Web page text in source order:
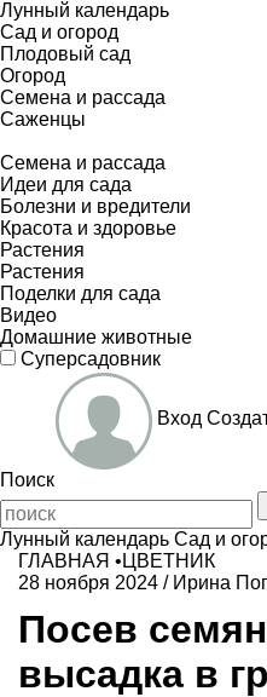
Лунный календарь
Сад и огород
Плодовый сад
Огород
Семена и рассада
Саженцы
Семена и рассада
Идеи для сада
Болезни и вредители
Красота и здоровье
Растения
Растения
Поделки для сада
Видео
Домашние животные
Суперсадовник
Вход
Поиск
Лунный календарь Сад и
ГЛАВНАЯ • ЦВЕТНИК
28 ноября 2024 / Ирина
Посев
высадка в